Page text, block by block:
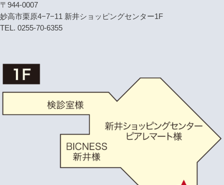
〒944-0007
妙高市栗原4−7−11 新井ショッピングセンター1F
TEL. 0255-70-6355